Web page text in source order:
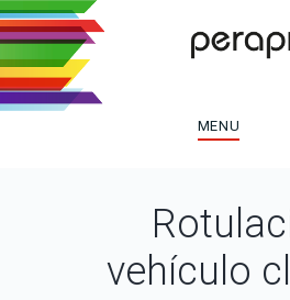
MENU
vehículo